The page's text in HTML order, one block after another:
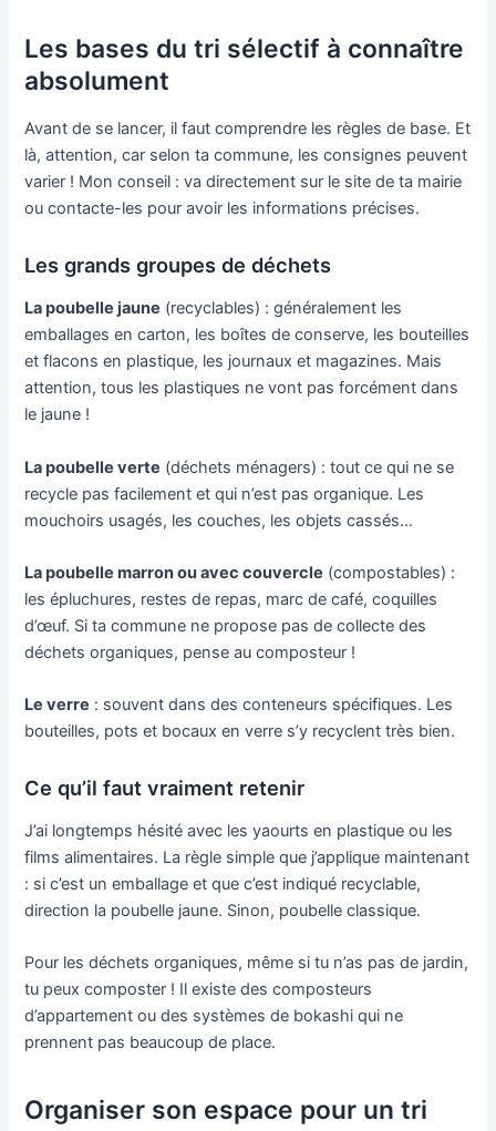
Les bases du tri sélectif à connaître
absolument
Avant de se lancer, il faut comprendre les règles de base. Et
là, attention, car selon ta commune, les consignes peuvent
varier ! Mon conseil : va directement sur le site de ta mairie
ou contacte-les pour avoir les informations précises.
Les grands groupes de déchets
La poubelle jaune (recyclables) : généralement les
emballages en carton, les boîtes de conserve, les bouteilles
et flacons en plastique, les journaux et magazines. Mais
attention, tous les plastiques ne vont pas forcément dans
le jaune !
La poubelle verte (déchets ménagers) : tout ce qui ne se
recycle pas facilement et qui n’est pas organique. Les
mouchoirs usagés, les couches, les objets cassés…
La poubelle marron ou avec couvercle (compostables) :
les épluchures, restes de repas, marc de café, coquilles
d’œuf. Si ta commune ne propose pas de collecte des
déchets organiques, pense au composteur !
Le verre : souvent dans des conteneurs spécifiques. Les
bouteilles, pots et bocaux en verre s’y recyclent très bien.
Ce qu’il faut vraiment retenir
J’ai longtemps hésité avec les yaourts en plastique ou les
films alimentaires. La règle simple que j’applique maintenant
: si c’est un emballage et que c’est indiqué recyclable,
direction la poubelle jaune. Sinon, poubelle classique.
Pour les déchets organiques, même si tu n’as pas de jardin,
tu peux composter ! Il existe des composteurs
d’appartement ou des systèmes de bokashi qui ne
prennent pas beaucoup de place.
Organiser son espace pour un tri